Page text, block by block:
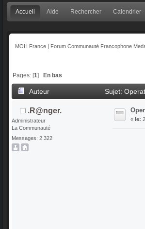
Accueil Aide Rechercher Calendrier
MOH France | Forum Communauté Francophone
Pages: [1]En bas
Auteur Sujet:
.R@nger.
Administrateur
La Communauté
Messages: 2 322
« le: